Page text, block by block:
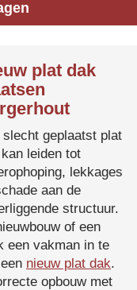
plat dak
slecht geplaatst plat
leiden tot
lekkages
aan de
structuur.
of een
een vakman in te
nieuw plat dak.
opbouw met